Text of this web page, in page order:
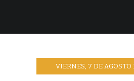
VIERNES, 7 DEAGOSTO